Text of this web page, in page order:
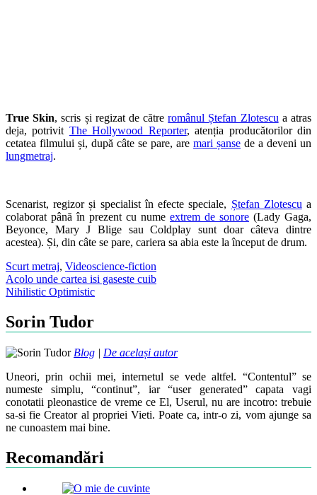
True Skin, scris și regizat de cătreromânul Ștefan Zlotescu a atras
deja, potrivit The Hollywood Reporter, atenția producătorilor din
cetatea filmului și, după câte se pare, are mari șanse de a deveni un
lungmetraj.
Scenarist, regizor și specialist în efecte speciale, Ștefan Zlotescu a
colaborat până în prezent cu nume extrem de sonore (Lady Gaga,
Beyonce, Mary J Blige sau Coldplay sunt doar câteva dintre
acestea). Și, din câte se pare, cariera sa abia este la început de drum.
Scurt metraj, Videoscience-fiction
Post
navigation
Acolo unde cartea isi gaseste cuib
Nihilistic Optimistic
Sorin Tudor
Blog | De același autor
Uneori, prin ochii mei, internetul se vede altfel. “Contentul” se
numeste simplu, “continut”, iar “user generated” capata vagi
conotatii pleonastice de vreme ce El, Userul, nu are incotro: trebuie
sa-si fie Creator al propriei Vieti. Poate ca, intr-o zi, vom ajunge sa
ne cunoastem mai bine.
Recomandări